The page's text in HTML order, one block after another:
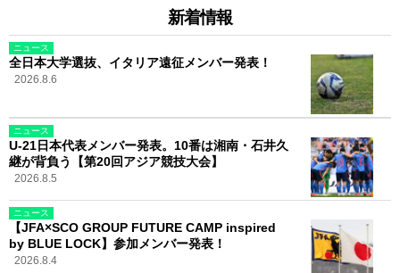
新着情報
ニュース
全日本大学選抜、イタリア遠征メンバー発表！
2026.8.6
ニュース
U-21日本代表メンバー発表。10番は湘南・石井久
継が背負う【第20回アジア競技大会】
2026.8.5
ニュース
【JFA×SCO GROUP FUTURE CAMP inspired
by BLUE LOCK】参加メンバー発表！
2026.8.4